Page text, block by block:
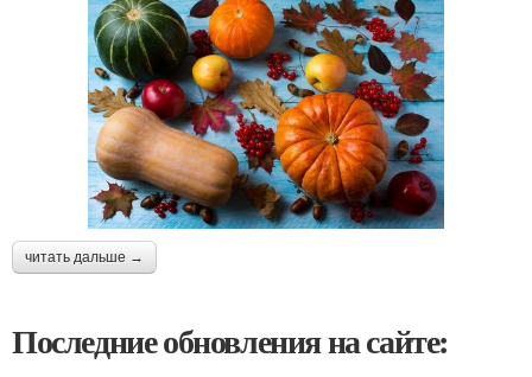
читать дальше →
Последние обновления на сайте: